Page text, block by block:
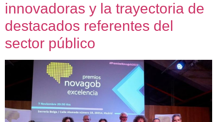
innovadoras y la trayectoria de
destacados referentes del
sector público